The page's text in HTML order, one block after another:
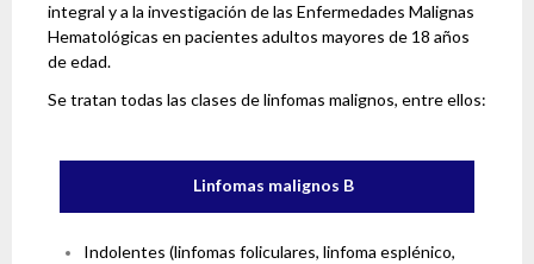
integral y a la investigación de las Enfermedades Malignas
Hematológicas en pacientes adultos mayores de 18 años
de edad.
Se tratan todas las clases de linfomas malignos, entre ellos:
Linfomas malignos B
Indolentes (linfomas foliculares, linfoma esplénico,